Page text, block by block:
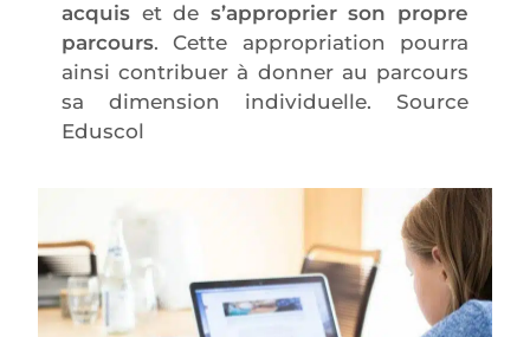
acquis et de s’approprier son propre
parcours. Cette appropriation pourra
ainsi contribuer à donner au parcours
sa dimension individuelle. Source
Eduscol